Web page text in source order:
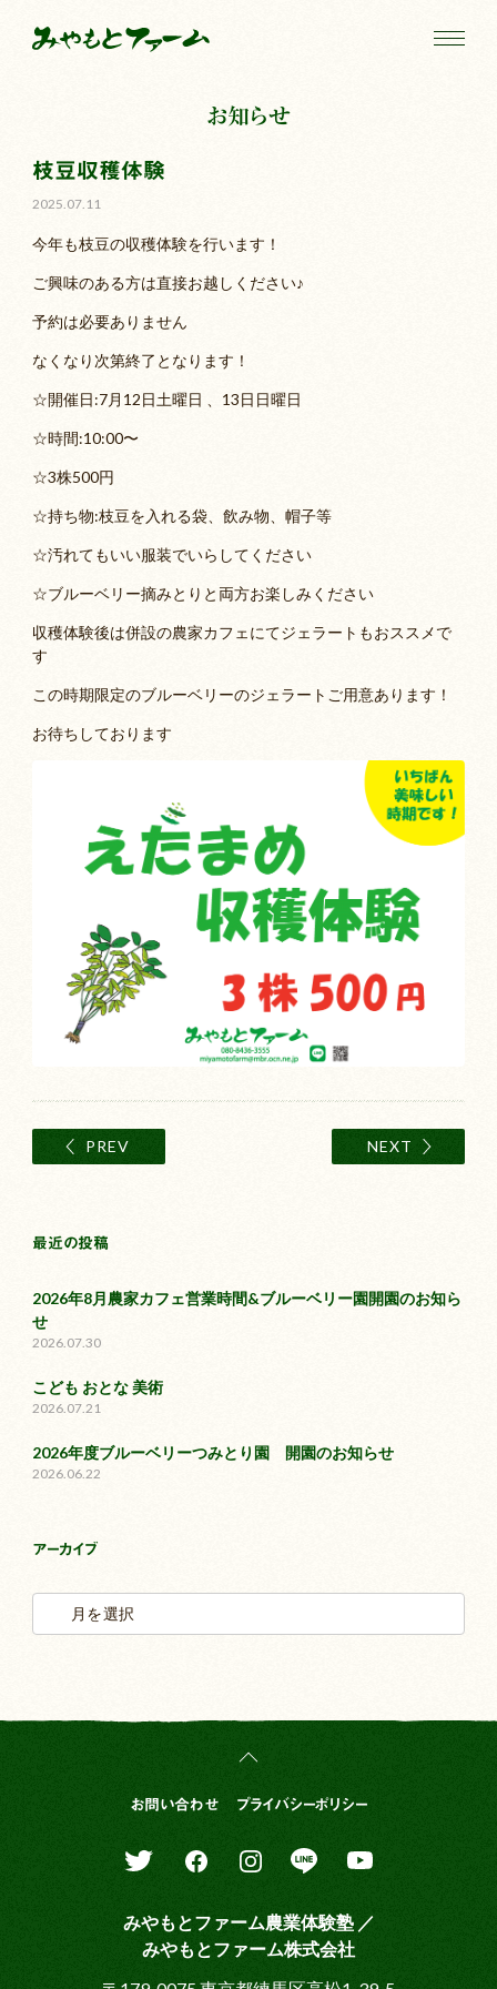
お知らせ
枝豆収穫体験
2025.07.11
今年も枝豆の収穫体験を行います！
ご興味のある方は直接お越しください♪
予約は必要ありません
なくなり次第終了となります！
☆開催日:7月12日土曜日 、13日日曜日
☆時間:10:00〜
☆3株500円
☆持ち物:枝豆を入れる袋、飲み物、帽子等
☆汚れてもいい服装でいらしてください
☆ブルーベリー摘みとりと両方お楽しみください
収穫体験後は併設の農家カフェにてジェラートもおススメで
す
この時期限定のブルーベリーのジェラートご用意あります！
お待ちしております
PREV NEXT
最近の投稿
2026年8月農家カフェ営業時間&ブルーベリー園開園のお知ら
せ
2026.07.30
こども おとな 美術
2026.07.21
2026年度ブルーベリーつみとり園 開園のお知らせ
2026.06.22
アーカイブ
お問い合わせ プライバシーポリシー
みやもとファーム農業体験塾 ／
みやもとファーム株式会社